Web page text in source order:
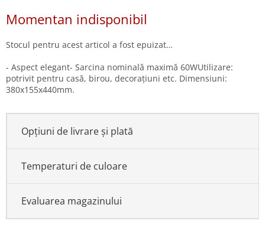
preţ:
Momentan indisponibil
Stocul pentru acest articol a fost epuizat…
- Aspect elegant- Sarcina nominală maximă 60WUtilizare:
potrivit pentru casă, birou, decorațiuni etc. Dimensiuni:
380x155x440mm.
Opțiuni de livrare și plată
Temperaturi de culoare
Evaluarea magazinului